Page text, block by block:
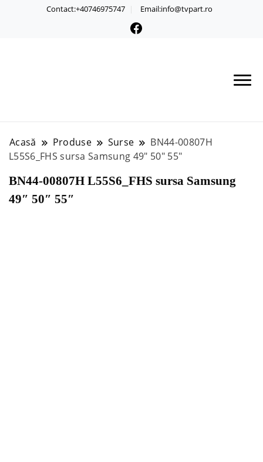
Contact:+40746975747 Email:info@tvpart.ro
Acasă Produse Surse
BN44-00807H
L55S6_FHS sursa Samsung 49″ 50″ 55″
BN44-00807H L55S6_FHS sursa Samsung
49″ 50″ 55″